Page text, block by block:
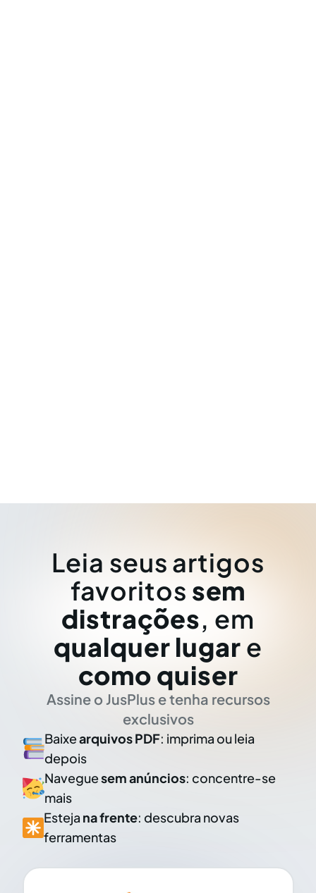
Leia seus artigos
favoritos sem
distrações, em
qualquer lugar e
como quiser
Assine o JusPlus e tenha recursos
exclusivos
Baixearquivos PDF: imprima ou leia
depois
Naveguesem anúncios: concentre-se
mais
Esteja na frente: descubra novas
ferramentas